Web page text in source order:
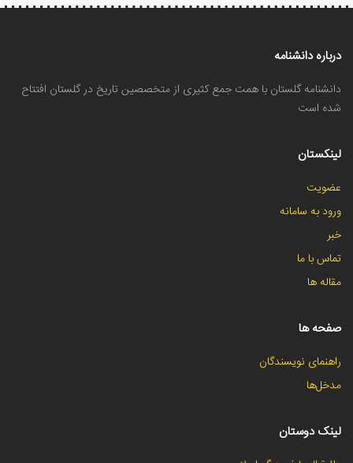
درباره دانشنامه
دانشنامه گلستان با همت جمع کثیری از متخصصین تاریخ در گلستان افتتاح
شده است
لینکستان
عضویت
ورود به سامانه
خبر
تماس با ما
مقاله ها
صفحه ها
راهنمای نویسندگان
مدخل‌ها
لینک دوستان